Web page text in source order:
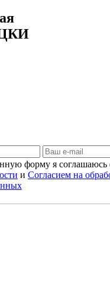
ЦКИ
форму я соглашаюсь
и Согласием на